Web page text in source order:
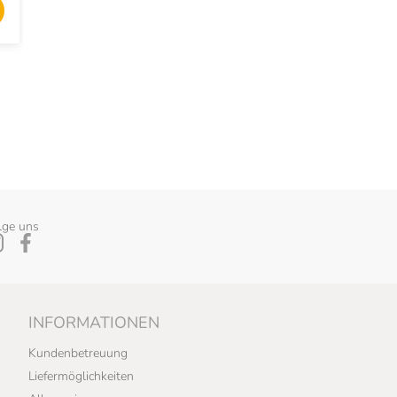
uns
INFORMATIONEN
Kundenbetreuung
Liefermöglichkeiten